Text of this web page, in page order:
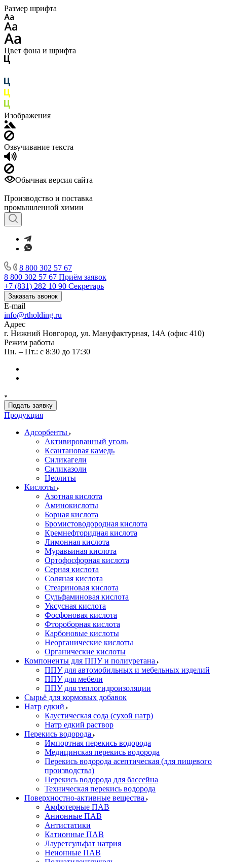
Размер шрифта
Цвет фона и шрифта
Изображения
Озвучивание текста
Обычная версия сайта
Производство и поставка
промышленной химии
8 800 302 57 67
8 800 302 57 67 Приём заявок
+7 (831) 282 10 90 Секретарь
Заказать звонок
E-mail
info@rtholding.ru
Адрес
г. Нижний Новгород, ул. Мануфактурная, 14А (офис 410)
Режим работы
Пн. – Пт.: с 8:30 до 17:30
Подать заявку
Продукция
Адсорбенты
Активированный уголь
Ксантановая камедь
Силикагели
Силиказоли
Цеолиты
Кислоты
Азотная кислота
Аминокислоты
Борная кислота
Бромистоводородная кислота
Кремнефторидная кислота
Лимонная кислота
Муравьиная кислота
Ортофосфорная кислота
Серная кислота
Соляная кислота
Стеариновая кислота
Сульфаминовая кислота
Уксусная кислота
Фосфоновая кислота
Фтороборная кислота
Карбоновые кислоты
Неорганические кислоты
Органические кислоты
Компоненты для ППУ и полиуретана
ППУ для автомобильных и мебельных изделий
ППУ для мебели
ППУ для теплогидроизоляции
Сырьё для кормовых добавок
Натр едкий
Каустическая сода (сухой натр)
Натр едкий раствор
Перекись водорода
Импортная перекись водорода
Медицинская перекись водорода
Перекись водорода асептическая (для пищевого
производства)
Перекись водорода для бассейна
Техническая перекись водорода
Поверхностно-активные вещества
Амфотерные ПАВ
Анионные ПАВ
Антистатики
Катионные ПАВ
Лауретсульфат натрия
Неионные ПАВ